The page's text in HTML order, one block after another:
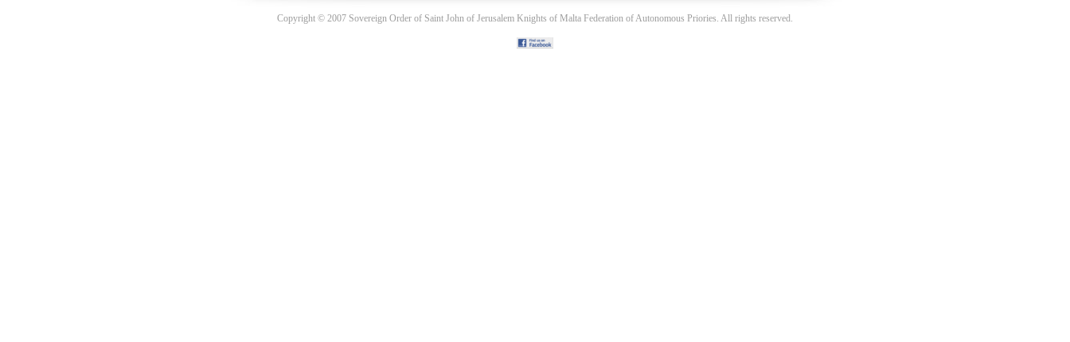
Copyright © 2007 Sovereign Order of Saint John of Jerusalem Knights of Malta Federation of Autonomous Priories. All rights reserved.